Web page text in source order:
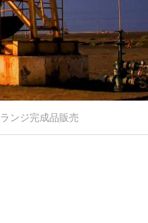
ンジ完成品販売